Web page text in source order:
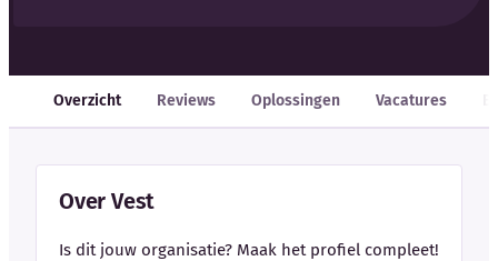
Overzicht Reviews Oplossingen Vacatures
Over Vest
Is dit jouw organisatie? Maak het profiel compleet!